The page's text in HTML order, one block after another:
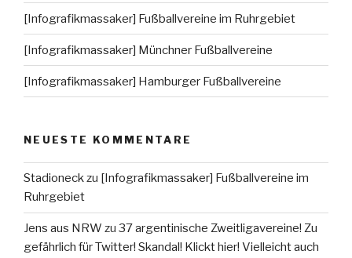
[Infografikmassaker] Fußballvereine im Ruhrgebiet
[Infografikmassaker] Münchner Fußballvereine
[Infografikmassaker] Hamburger Fußballvereine
NEUESTE KOMMENTARE
Stadioneckzu [Infografikmassaker] Fußballvereine im
Ruhrgebiet
Jens aus NRW zu 37 argentinische Zweitligavereine! Zu
gefährlich für Twitter! Skandal! Klickt hier! Vielleicht auch